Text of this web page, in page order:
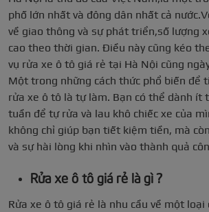
phố lớn nhất và đông dân nhất cả
về giao thông và sự phát triển,số lượng
cao theo thời gian. Điều này cũng kéo
vụ rửa xe ô tô giá rẻ tại Hà Nội cũng
Một trong những cách thức phổ biến để
rửa xe ô tô là tự làm. Bạn có thể dành ít
tuần để tự rửa và lau khô chiếc xe của
không chỉ giúp bạn tiết kiệm tiền, mà
và sự hài lòng khi nhìn vào thành quả
Rửa xe ô tô giá rẻ là gì ?
Rửa xe ô tô giá rẻ là nhu cầu về một loại